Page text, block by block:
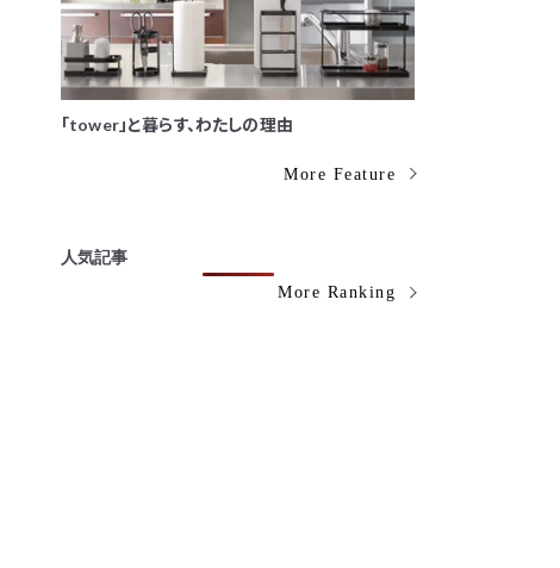
「tower」と暮らす、わたしの理由
More Feature
人気記事
More Ranking